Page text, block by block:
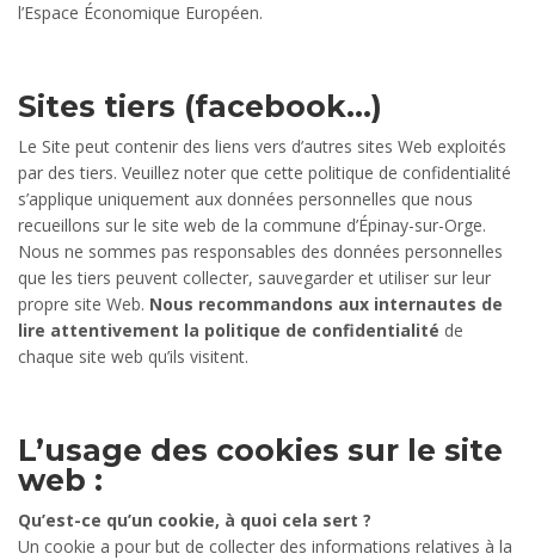
l’Espace Économique Européen.
Sites tiers (facebook…)
Le Site peut contenir des liens vers d’autres sites Web exploités
par des tiers. Veuillez noter que cette politique de confidentialité
s’applique uniquement aux données personnelles que nous
recueillons sur le site web de la commune d’Épinay-sur-Orge.
Nous ne sommes pas responsables des données personnelles
que les tiers peuvent collecter, sauvegarder et utiliser sur leur
propre site Web. Nous recommandons aux internautes de
lire attentivement la politique de confidentialité de
chaque site web qu’ils visitent.
L’usage des cookies sur le site
web :
Qu’est-ce qu’un cookie, à quoi cela sert ?
Un cookie a pour but de collecter des informations relatives à la